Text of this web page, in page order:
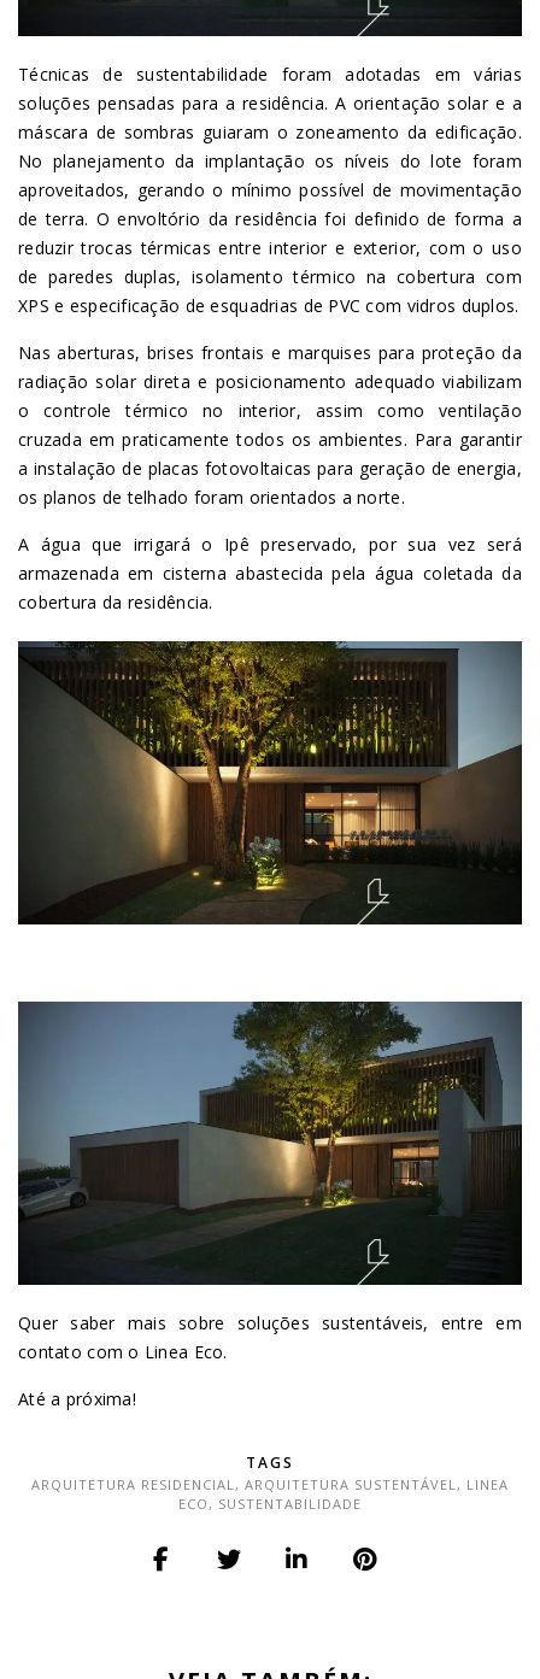
Técnicas de sustentabilidade foram adotadas em várias
soluções pensadas para a residência. A orientação solar e a
máscara de sombras guiaram o zoneamento da edificação.
No planejamento da implantação os níveis do lote foram
aproveitados, gerando o mínimo possível de movimentação
de terra. O envoltório da residência foi definido de forma a
reduzir trocas térmicas entre interior e exterior, com o uso
de paredes duplas, isolamento térmico na cobertura com
XPS e especificação de esquadrias de PVC com vidros duplos.
Nas aberturas, brises frontais e marquises para proteção da
radiação solar direta e posicionamento adequado viabilizam
o controle térmico no interior, assim como ventilação
cruzada em praticamente todos os ambientes. Para garantir
a instalação de placas fotovoltaicas para geração de energia,
os planos de telhado foram orientados a norte.
A água que irrigará o Ipê preservado, por sua vez será
armazenada em cisterna abastecida pela água coletada da
cobertura da residência.
Quer saber mais sobre soluções sustentáveis, entre em
contato com o Linea Eco.
Até a próxima!
TAGS
ARQUITETURA RESIDENCIAL , ARQUITETURA SUSTENTÁVEL , LINEA
ECO , SUSTENTABILIDADE